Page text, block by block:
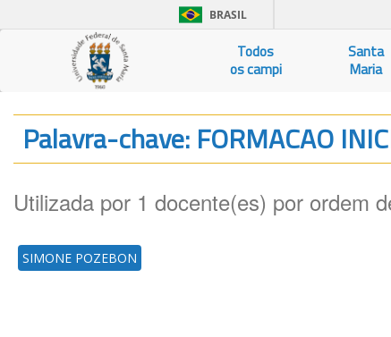
BRASIL
Todos
os campi
Santa
Maria
Palavra-chave: FORMACAO
Utilizada por 1 docente(es) por ordem
SIMONE POZEBON